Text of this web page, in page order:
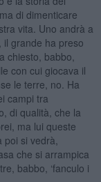
di dimenticare
vita. Uno andrà a
grande ha preso
chiesto, babbo,
con cui giocava il
le terre, no. Ha
campi tra
di qualità, che la
ma lui queste
si vedrà,
che si arrampica
babbo, ‘fanculo i